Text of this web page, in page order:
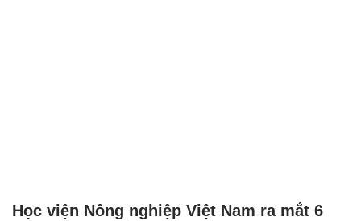
Học viện Nông nghiệp Việt Nam ra mắt 6